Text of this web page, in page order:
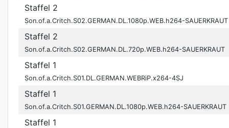
Staffel 2
Son.of.a.Critch.S02.GERMAN.DL.1080p.WEB.h264-SAUERKRAUT
Staffel 2
Son.of.a.Critch.S02.GERMAN.DL.720p.WEB.h264-SAUERKRAUT
Staffel 1
Son.of.a.Critch.S01.DL.GERMAN.WEBRiP.x264-4SJ
Staffel 1
Son.of.a.Critch.S01.GERMAN.DL.1080p.WEB.h264-SAUERKRAUT
Staffel 1